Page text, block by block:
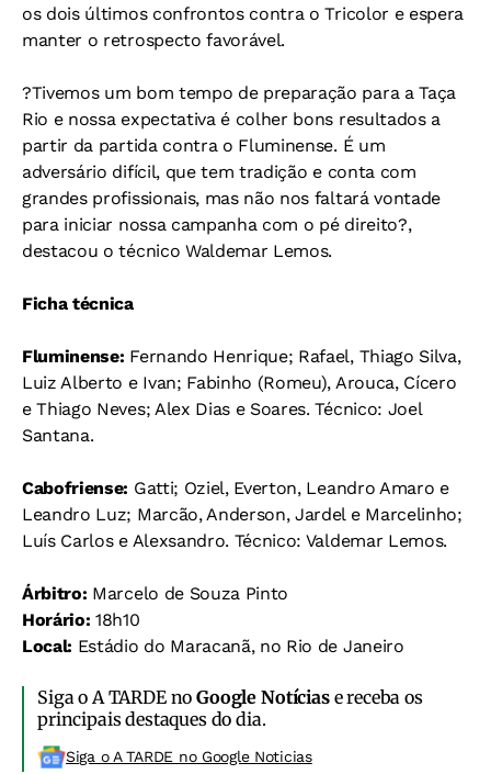
os dois últimos confrontos contra o Tricolor e espera
manter o retrospecto favorável.
?Tivemos um bom tempo de preparação para a Taça
Rio e nossa expectativa é colher bons resultados a
partir da partida contra o Fluminense. É um
adversário difícil, que tem tradição e conta com
grandes profissionais, mas não nos faltará vontade
para iniciar nossa campanha com o pé direito?,
destacou o técnico Waldemar Lemos.
Ficha técnica
Fluminense: Fernando Henrique; Rafael, Thiago Silva,
Luiz Alberto e Ivan; Fabinho (Romeu), Arouca, Cícero
e Thiago Neves; Alex Dias e Soares. Técnico: Joel
Santana.
Cabofriense: Gatti; Oziel, Everton, Leandro Amaro e
Leandro Luz; Marcão, Anderson, Jardel e Marcelinho;
Luís Carlos e Alexsandro. Técnico: Valdemar Lemos.
Árbitro: Marcelo de Souza Pinto
Horário: 18h10
Local: Estádio do Maracanã, no Rio de Janeiro
Siga o A TARDE noGoogle Notíciase receba os
principais destaques do dia.
Siga o A TARDE no Google Noticias